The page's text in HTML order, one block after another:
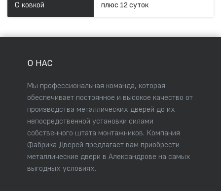
С ковкой плюс 12 суток
О НАС
Мы профессиональная команда, которая
обеспечивает постоянное и высокое качество от
производства металлических дверей до их
непосредственной установки силами
собственного штата монтажников. Компания
Фабрика Дверей предлагает вам приобрести
металлические двери в Александрове на самых
выгодных условиях.